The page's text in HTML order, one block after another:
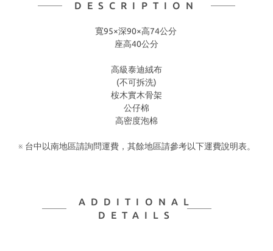
DESCRIPTION
寬95×深90×高74公分
座高40公分
高級泰迪絨布
(不可拆洗)
桉木實木骨架
公仔棉
高密度泡棉
※ 台中以南地區請詢問運費，其餘地區請參考以下運費說明表。
ADDITIONAL
DETAILS